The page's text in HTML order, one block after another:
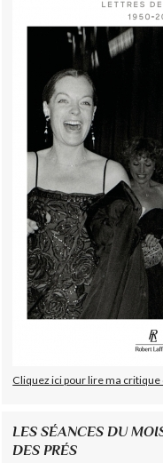
Cliquez ici pour lire ma
LES SÉANCES DU
DES PRÉS